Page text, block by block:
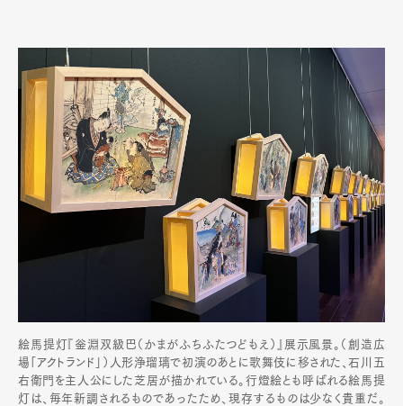
絵馬提灯『釡淵双級巴（かまがふちふたつどもえ）』展示風景。（創造広
場「アクトランド」）人形浄瑠璃で初演のあとに歌舞伎に移された、石川五
右衛門を主人公にした芝居が描かれている。行燈絵とも呼ばれる絵馬提
灯は、毎年新調されるものであったため、現存するものは少なく貴重だ。